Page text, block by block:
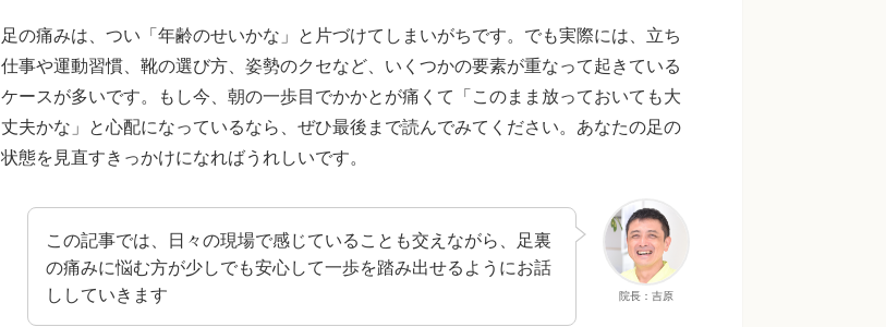
足の痛みは、つい「年齢のせいかな」と片づけてしまいがちです。でも実際には、立ち
仕事や運動習慣、靴の選び方、姿勢のクセなど、いくつかの要素が重なって起きている
ケースが多いです。もし今、朝の一歩目でかかとが痛くて「このまま放っておいても大
丈夫かな」と心配になっているなら、ぜひ最後まで読んでみてください。あなたの足の
状態を見直すきっかけになればうれしいです。
院長：吉原
この記事では、日々の現場で感じていることも交えながら、足裏
の痛みに悩む方が少しでも安心して一歩を踏み出せるようにお話
ししていきます